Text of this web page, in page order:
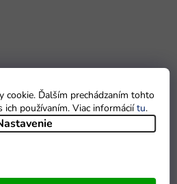
cookie. Ďalším prechádzaním tohto
ich používaním. Viac informáciítu.